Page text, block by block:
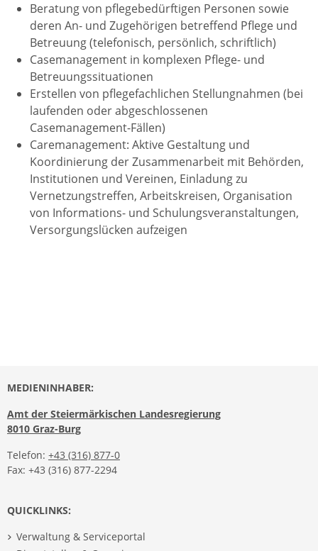
Beratung von pflegebedürftigen Personen sowie
deren An- und Zugehörigen betreffend Pflege und
Betreuung (telefonisch, persönlich, schriftlich)
Casemanagement in komplexen Pflege- und
Betreuungssituationen
Erstellen von pflegefachlichen Stellungnahmen (bei
laufenden oder abgeschlossenen
Casemanagement-Fällen)
Caremanagement: Aktive Gestaltung und
Koordinierung der Zusammenarbeit mit Behörden,
Institutionen und Vereinen, Einladung zu
Vernetzungstreffen, Arbeitskreisen, Organisation
von Informations- und Schulungsveranstaltungen,
Versorgungslücken aufzeigen
MEDIENINHABER:
Amt der Steiermärkischen Landesregierung
8010 Graz-Burg
Telefon: +43 (316) 877-0
Fax: +43 (316) 877-2294
QUICKLINKS:
Verwaltung & Serviceportal